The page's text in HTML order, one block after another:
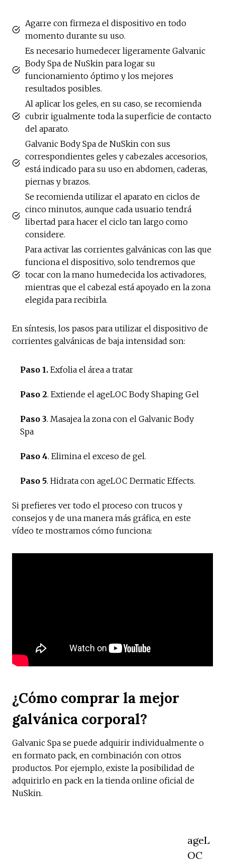
Agarre con firmeza el dispositivo en todo
momento durante su uso.
Es necesario humedecer ligeramente Galvanic
Body Spa de NuSkin para logar su
funcionamiento óptimo y los mejores
resultados posibles.
Al aplicar los geles, en su caso, se recomienda
cubrir igualmente toda la superficie de contacto
del aparato.
Galvanic Body Spa de NuSkin con sus
correspondientes geles y cabezales accesorios,
está indicado para su uso en abdomen, caderas,
piernas y brazos.
Se recomienda utilizar el aparato en ciclos de
cinco minutos, aunque cada usuario tendrá
libertad para hacer el ciclo tan largo como
considere.
Para activar las corrientes galvánicas con las que
funciona el dispositivo, solo tendremos que
tocar con la mano humedecida los activadores,
mientras que el cabezal está apoyado en la zona
elegida para recibirla.
En síntesis, los pasos para utilizar el dispositivo de
corrientes galvánicas de baja intensidad son:
Paso 1. Exfolia el área a tratar
Paso 2. Extiende el ageLOC Body Shaping Gel
Paso 3. Masajea la zona con el Galvanic Body
Spa
Paso 4. Elimina el exceso de gel.
Paso 5. Hidrata con ageLOC Dermatic Effects.
Si prefieres ver todo el proceso con trucos y
consejos y de una manera más gráfica, en este
vídeo te mostramos cómo funciona:
¿Cómo comprar la mejor
galvánica corporal?
Galvanic Spa se puede adquirir individualmente o
en formato pack, en combinación con otros
productos. Por ejemplo, existe la posibilidad de
adquirirlo en pack en la tienda online oficial de
NuSkin.
ageL
OC